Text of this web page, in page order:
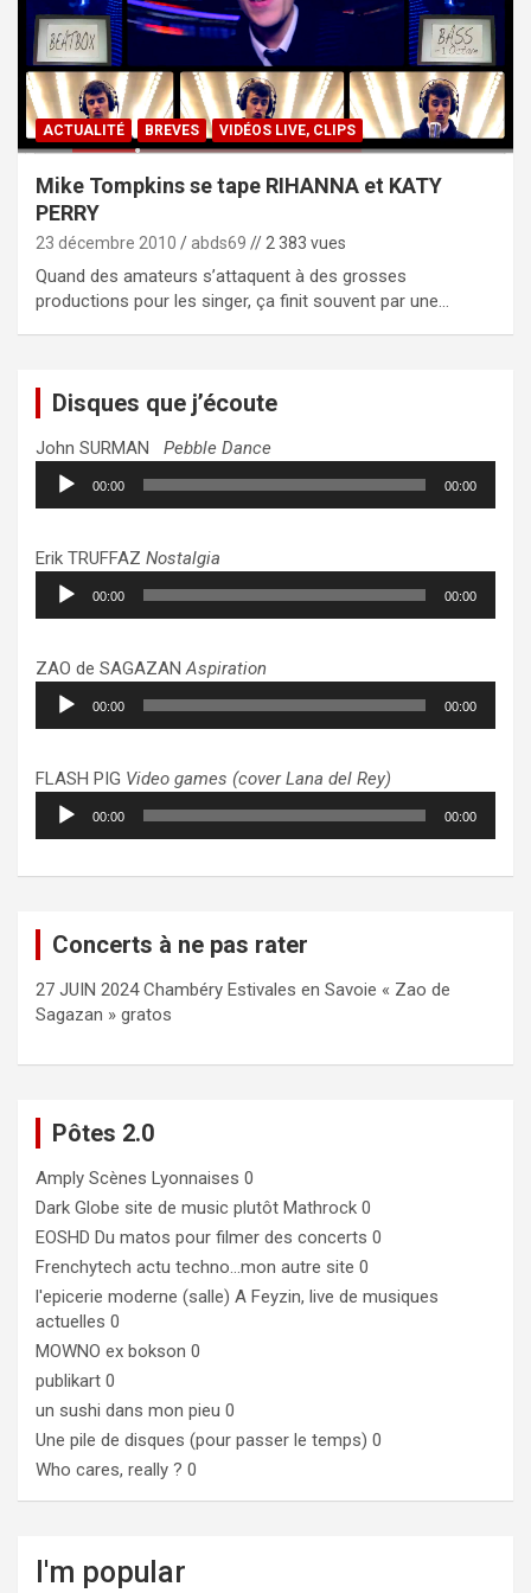
ACTUALITÉ BREVES VIDÉOS LIVE, CLIPS
Mike Tompkins se tape RIHANNA et KATY
PERRY
23 décembre 2010 abds69 // 2 383 vues
Quand des amateurs s’attaquent à des grosses
productions pour les singer, ça finit souvent par une…
Disques que j’écoute
John SURMAN Pebble Dance
Lecteur
audio
00:00 00:00
Erik TRUFFAZ Nostalgia
Lecteur
audio
00:00 00:00
ZAO de SAGAZANAspiration
Lecteur
audio
00:00 00:00
FLASH PIG Video games (cover Lana del Rey)
Lecteur
audio
00:00 00:00
Concerts à ne pas rater
27 JUIN 2024 Chambéry Estivales en Savoie « Zao de
Sagazan » gratos
Pôtes 2.0
Amply Scènes Lyonnaises 0
Dark Globe site de music plutôt Mathrock 0
EOSHD Du matos pour filmer des concerts 0
Frenchytech actu techno…mon autre site 0
l'epicerie moderne (salle) A Feyzin, live de musiques
actuelles 0
MOWNO ex bokson 0
publikart 0
un sushi dans mon pieu 0
Une pile de disques (pour passer le temps) 0
Who cares, really ? 0
I'm popular